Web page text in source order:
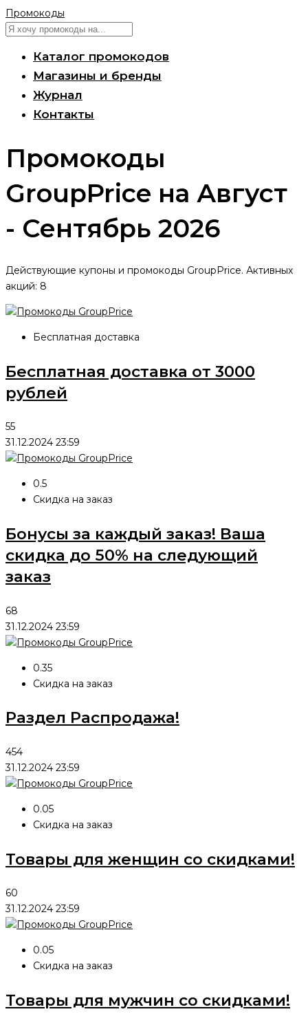
Промокоды
Каталог промокодов
Магазины и бренды
Журнал
Контакты
Промокоды
GroupPrice на Август
- Сентябрь 2026
Действующие купоны и промокоды GroupPrice. Активных
акций: 8
Бесплатная доставка
Бесплатная доставка от 3000
рублей
55
31.12.2024 23:59
0.5
Скидка на заказ
Бонусы за каждый заказ! Ваша
скидка до 50% на следующий
заказ
68
31.12.2024 23:59
0.35
Скидка на заказ
Раздел Распродажа!
454
31.12.2024 23:59
0.05
Скидка на заказ
Товары для женщин со скидками!
60
31.12.2024 23:59
0.05
Скидка на заказ
Товары для мужчин со скидками!